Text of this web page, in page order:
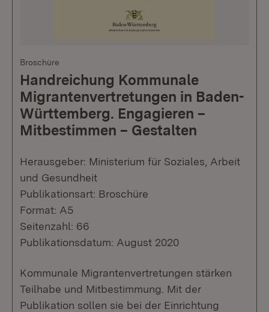
Broschüre
Handreichung Kommunale
Migrantenvertretungen in Baden-
Württemberg. Engagieren –
Mitbestimmen – Gestalten
Herausgeber: Ministerium für Soziales, Arbeit
und Gesundheit
Publikationsart: Broschüre
Format: A5
Seitenzahl: 66
Publikationsdatum: August 2020
Kommunale Migrantenvertretungen stärken
Teilhabe und Mitbestimmung. Mit der
Publikation sollen sie bei der Einrichtung